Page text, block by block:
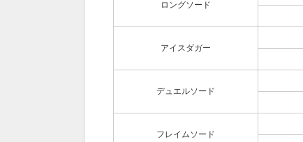
ロングソード
アイスダガー
デュエルソード
フレイムソード